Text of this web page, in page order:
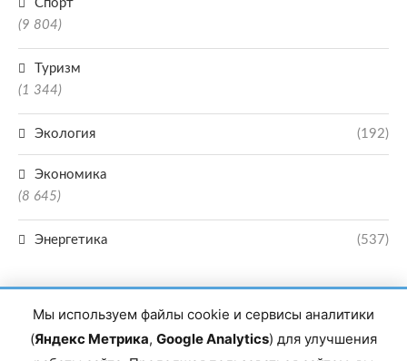
Спорт
(9 804)
Туризм
(1 344)
Экология (192)
Экономика
(8 645)
Энергетика (537)
Мы используем файлы cookie и сервисы аналитики
(Яндекс Метрика, Google Analytics) для улучшения